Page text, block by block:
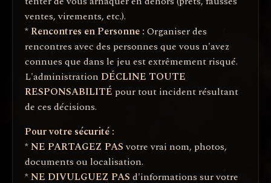
ventes, virements, etc.).
*Rencontres en Personne : Organiser des
rencontres avec des personnes que vous n'avez
connues que dans le jeu est extrêmement risqué.
L'administration DÉCLINE TOUTE
RESPONSABILITÉ pour tout incident résultant
de ces décisions.
Pour votre sécurité :
*NE PARTAGEZ PASvotre vrai nom, photos,
documents ou localisation.
*NE DIVULGUEZ PAS d'informations sur votre